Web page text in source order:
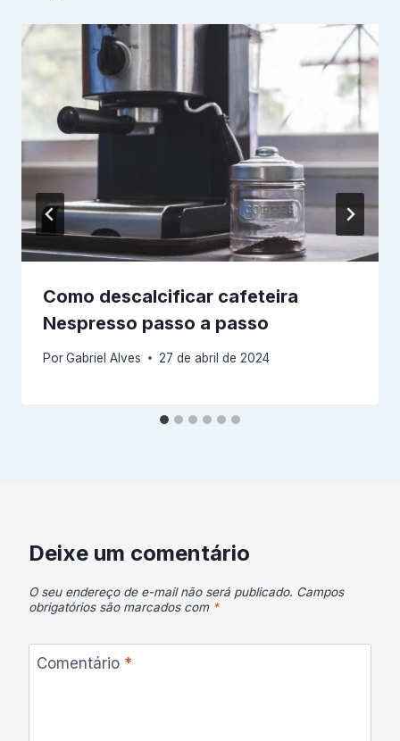
Como descalcificar cafeteira
Nespresso passo a passo
PorGabriel Alves 27 de abril de 2024
Deixe um comentário
O seu endereço de e-mail não será publicado. Campos
obrigatórios são marcados com *
Comentário *